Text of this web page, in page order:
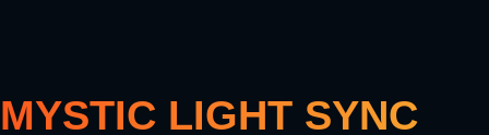
MYSTIC LIGHT SYNC